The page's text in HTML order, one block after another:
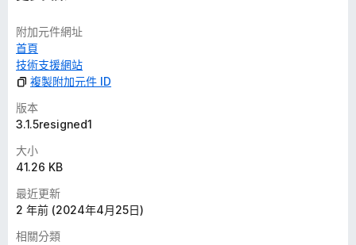
附加元件網址
首頁
技術支援網站
複製附加元件 ID
版本
3.1.5resigned1
大小
41.26 KB
最近更新
2 年前 (2024年4月25日)
相關分類